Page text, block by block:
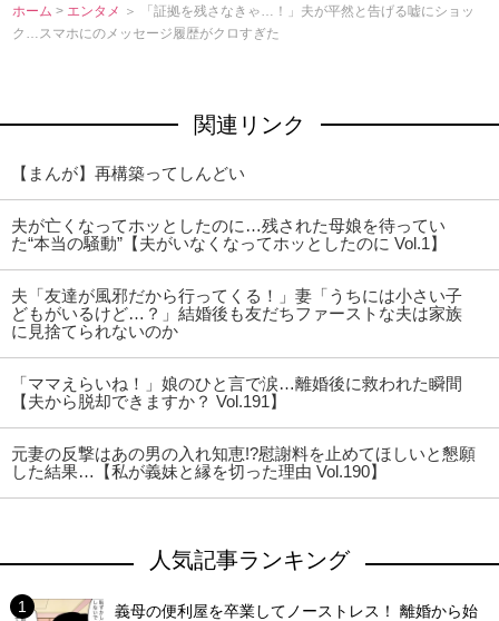
ホーム > エンタメ ＞ 「証拠を残さなきゃ…！」夫が平然と告げる嘘にショッ
ク…スマホにのメッセージ履歴がクロすぎた
関連リンク
【まんが】再構築ってしんどい
夫が亡くなってホッとしたのに…残された母娘を待ってい
た“本当の騒動”【夫がいなくなってホッとしたのに Vol.1】
夫「友達が風邪だから行ってくる！」妻「うちには小さい子
どもがいるけど…？」結婚後も友だちファーストな夫は家族
に見捨てられないのか
「ママえらいね！」娘のひと言で涙…離婚後に救われた瞬間
【夫から脱却できますか？ Vol.191】
元妻の反撃はあの男の入れ知恵!?慰謝料を止めてほしいと懇願
した結果…【私が義妹と縁を切った理由 Vol.190】
人気記事ランキング
義母の便利屋を卒業してノーストレス！ 離婚から始